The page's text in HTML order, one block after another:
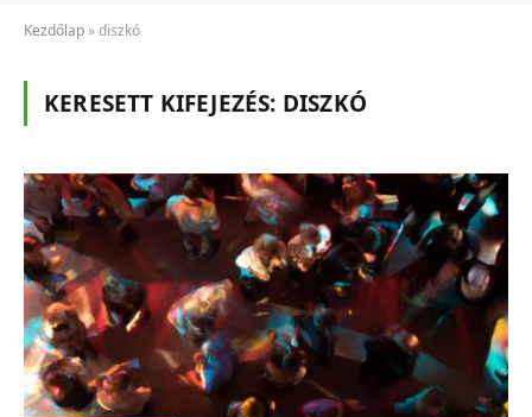
Kezdőlap »diszkó
KERESETT KIFEJEZÉS: DISZKÓ